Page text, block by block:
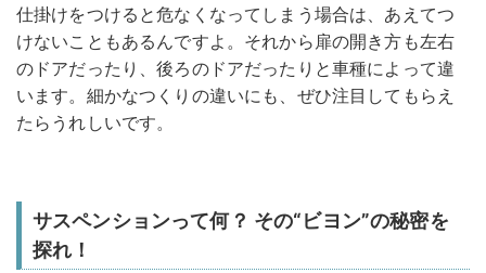
仕掛けをつけると危なくなってしまう場合は、あえてつ
けないこともあるんですよ。それから扉の開き方も左右
のドアだったり、後ろのドアだったりと車種によって違
います。細かなつくりの違いにも、ぜひ注目してもらえ
たらうれしいです。
サスペンションって何？ その“ビヨン”の秘密を
探れ！